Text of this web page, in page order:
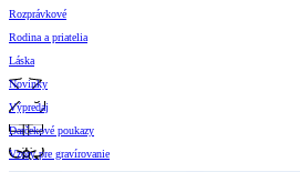
Rozprávkové
Rodina a priatelia
Láska
Novinky
Výpredaj
Darčekové poukazy
Vzory pre gravírovanie